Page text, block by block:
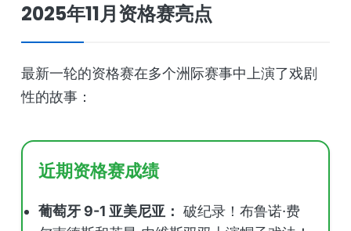
2025年11月资格赛亮点
最新一轮的资格赛在多个洲际赛事中上演了戏剧
性的故事：
近期资格赛成绩
葡萄牙 9-1 亚美尼亚： 破纪录！布鲁诺·费